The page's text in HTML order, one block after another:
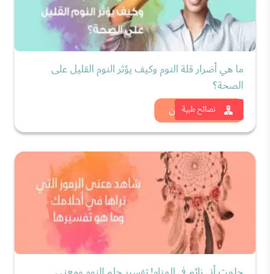
نصائح طبية
ما هي أضرار قلة النوم وكيف يؤثر النوم القليل على
الصحة؟
شاهد الان